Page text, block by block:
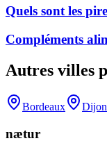
Quels sont les
Compléments
Autres villes
Bordeaux Dijon
nætur